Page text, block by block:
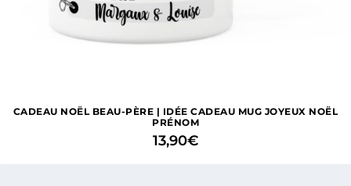
CADEAU NOËL BEAU-PÈRE | IDÉE CADEAU MUG JOYEUX NOËL
PRÉNOM
13,90€